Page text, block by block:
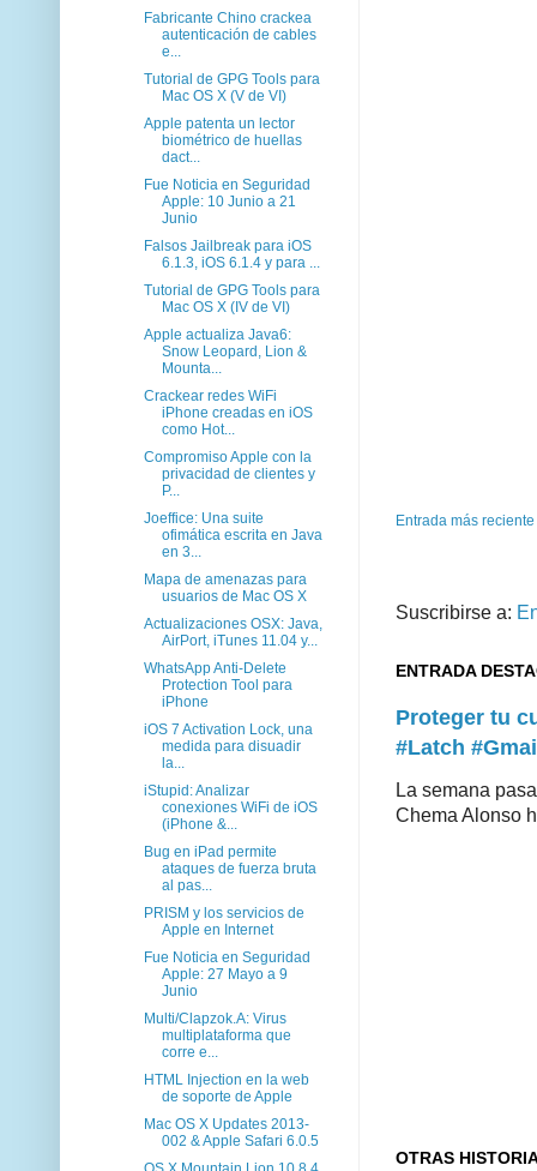
Entrada más reciente
Suscribirse a:
ENTRADA
Proteger tu
#Latch
La semana
Chema Alonso
OTRAS
Fabricante Chino crackea
autenticación de cables
e...
Tutorial de GPG Tools para
Mac OS X (V de VI)
Apple patenta un lector
biométrico de huellas
dact...
Fue Noticia en Seguridad
Apple: 10 Junio a 21
Junio
Falsos Jailbreak para iOS
6.1.3, iOS 6.1.4 y para ...
Tutorial de GPG Tools para
Mac OS X (IV de VI)
Apple actualiza Java6:
Snow Leopard, Lion &
Mounta...
Crackear redes WiFi
iPhone creadas en iOS
como Hot...
Compromiso Apple con la
privacidad de clientes y
P...
Joeffice: Una suite
ofimática escrita en Java
en 3...
Mapa de amenazas para
usuarios de Mac OS X
Actualizaciones OSX: Java,
AirPort, iTunes 11.04 y...
WhatsApp Anti-Delete
Protection Tool para
iPhone
iOS 7 Activation Lock, una
medida para disuadir
la...
iStupid: Analizar
conexiones WiFi de iOS
(iPhone &...
Bug en iPad permite
ataques de fuerza bruta
al pas...
PRISM y los servicios de
Apple en Internet
Fue Noticia en Seguridad
Apple: 27 Mayo a 9
Junio
Multi/Clapzok.A: Virus
multiplataforma que
corre e...
HTML Injection en la web
de soporte de Apple
Mac OS X Updates 2013-
002 & Apple Safari 6.0.5